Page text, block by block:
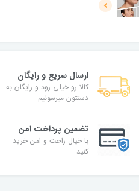
ارسال سریع و رایگان
کالا رو خیلی زود و رایگان به
دستتون میرسونیم
تضمین پرداخت امن
با خیال راحت و امن خرید
کنید